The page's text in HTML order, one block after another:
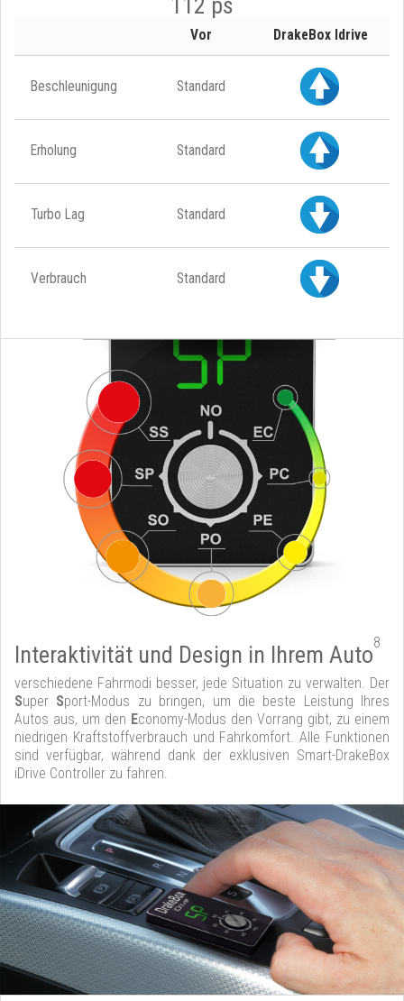
Vor DrakeBox Idrive
Beschleunigung Standard
Erholung Standard
Turbo Lag Standard
Verbrauch Standard
Interaktivität und Design in Ihrem Auto8
verschiedene Fahrmodi besser, jede Situation zu verwalten. Der
Super Sport-Modus zu bringen, um die beste Leistung Ihres
Autos aus, um den Economy-Modus den Vorrang gibt, zu einem
niedrigen Kraftstoffverbrauch und Fahrkomfort. Alle Funktionen
sind verfügbar, während dank der exklusiven Smart-DrakeBox
iDrive Controller zu fahren.